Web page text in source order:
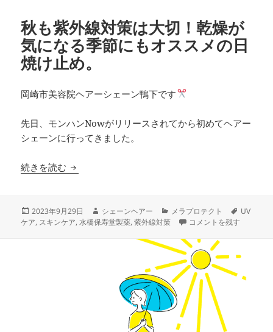
秋も紫外線対策は大切！乾燥が
気になる季節にもオススメの日
焼け止め。
岡崎市美容院ヘアーシェーン鴨下です
先日、モンハンNowがリリースされてから初めてヘアー
シェーンに行ってきました。
続きを読む 秋も紫外線対策は大切！乾燥が気になる季節に
投
稿
2023年9月29日
作
成
シェーンヘアー
カ
ー
メラプロテクト
タ
UV
ケア, スキンケア,水橋保寿堂製薬,紫外線対策 秋も紫外線対策は大切
コメントを残す